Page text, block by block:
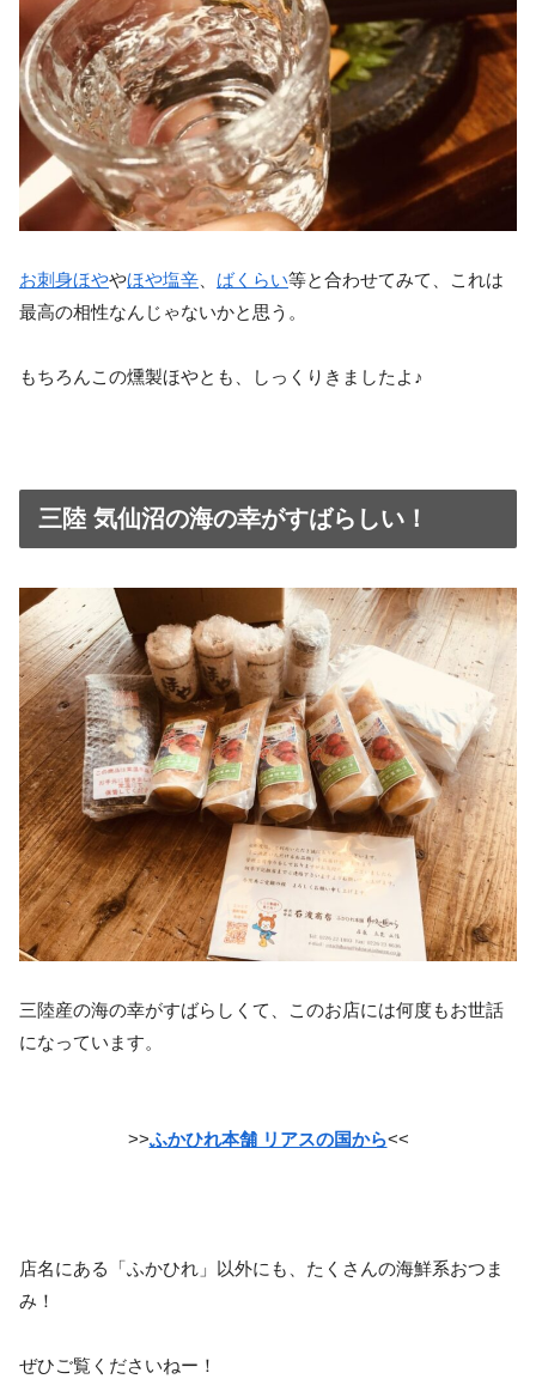
お刺身ほややほや塩辛 ばくらい等と合わせてみて、これは
最高の相性なんじゃないかと思う。
もちろんこの燻製ほやとも、しっくりきましたよ♪
三陸 気仙沼の海の幸がすばらしい！
三陸産の海の幸がすばらしくて、このお店には何度もお世話
になっています。
>>ふかひれ本舗 リアスの国から<<
店名にある「ふかひれ」以外にも、たくさんの海鮮系おつま
み！
ぜひご覧くださいねー！